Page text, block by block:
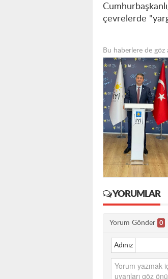
çevrelerde
Bu haberlere de göz
YORUMLAR
Yorum Gönder 0
Adınız